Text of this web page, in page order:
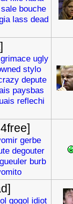
sale bouche
lass dead
grimace ugly
stylo
depute
paysbas
reflechi
gerbe
degouter
burb
gogol idiot